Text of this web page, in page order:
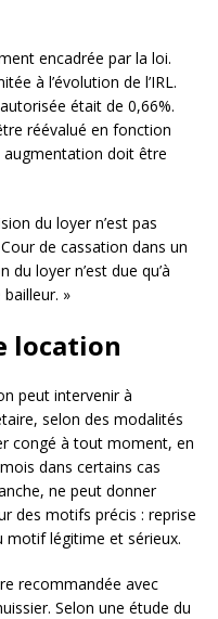
encadrée par la loi.
à l’évolution de l’IRL.
était de 0,66%.
réévalué en fonction
doit être
du loyer n’est pas
de cassation dans un
loyer n’est due qu’à
»
location
peut intervenir à
selon des modalités
congé à tout moment, en
dans certains cas
ne peut donner
des motifs précis : reprise
légitime et sérieux.
recommandée avec
Selon une étude du